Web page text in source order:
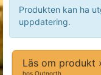
Produkten kan ha
uppdatering.
Läs om produkt
hos Outnorth